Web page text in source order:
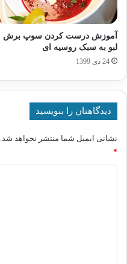
آموزش درست کردن سوپ برش
لبو به سبک روسیه ای
24 دی 1399
دیدگاهتان را بنویسید
نشانی ایمیل شما منتشر نخواهد شد.
*